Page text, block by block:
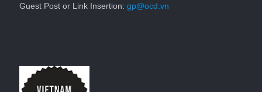
Guest Post or Link Insertion: gp@ocd.vn